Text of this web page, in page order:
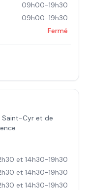
09h00-19h30
09h00-19h30
Fermé
Saint-Cyr et de
et 14h30-19h30
et 14h30-19h30
et 14h30-19h30